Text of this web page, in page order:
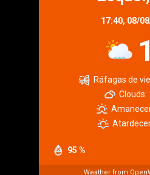
17:40, 08/
1
95 %
Ráfagas de
Clouds:
Weather from